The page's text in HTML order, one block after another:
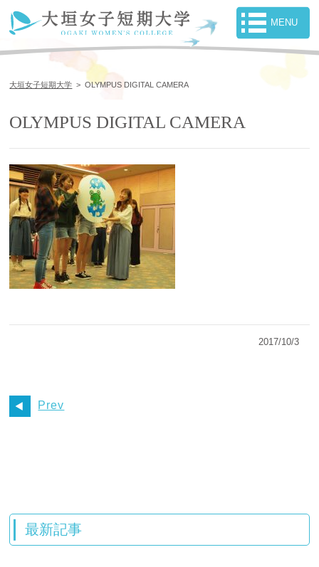
大垣女子短期大学 >OLYMPUS DIGITAL CAMERA
OLYMPUS DIGITAL CAMERA
2017/10/3
Prev
最新記事